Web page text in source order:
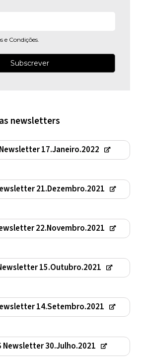
e Condições.
newsletters
Newsletter 17.Janeiro.2022
21.Dezembro.2021
22.Novembro.2021
15.Outubro.2021
14.Setembro.2021
Newsletter 30.Julho.2021